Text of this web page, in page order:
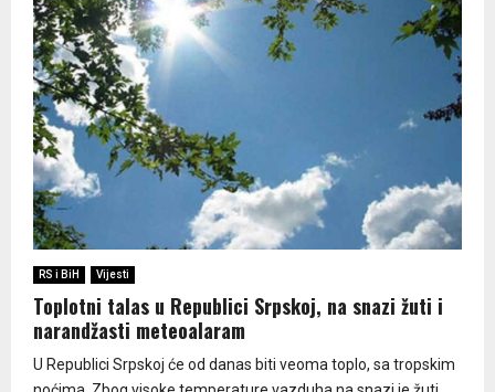
RS i BiH Vijesti
Toplotni talas u Republici Srpskoj, na snazi žuti i
narandžasti meteoalaram
U Republici Srpskoj će od danas biti veoma toplo, sa tropskim